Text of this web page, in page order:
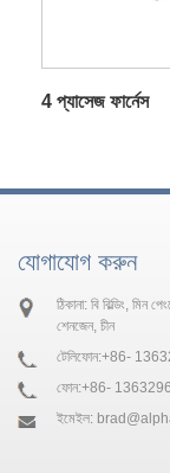
4 প্যাসেজ ফার্নেস
যোগাযোগ করুন
ঠিকানা: বি বিল্ডিং, মিন
শেনজেন, চীন
টেলিফোন:+86-
ফোন:+86-
ইমেইল: